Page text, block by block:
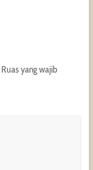
Ruas yang wajib